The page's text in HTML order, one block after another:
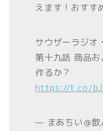
えます！おすす
サウザーラジオ
第十九話 商品
作るか？
https://t.co/
— まあちい＠飲